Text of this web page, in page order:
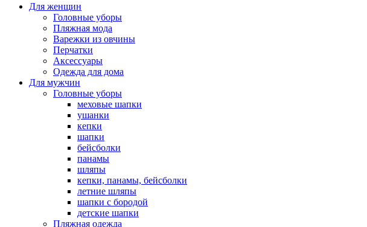
Для женщин
Головные уборы
Пляжная мода
Варежки из овчины
Перчатки
Аксессуары
Одежда для дома
Для мужчин
Головные уборы
меховые шапки
ушанки
кепки
шапки
бейсболки
панамы
шляпы
кепки, панамы, бейсболки
летние шляпы
шапки с бородой
детские шапки
Пляжная одежда